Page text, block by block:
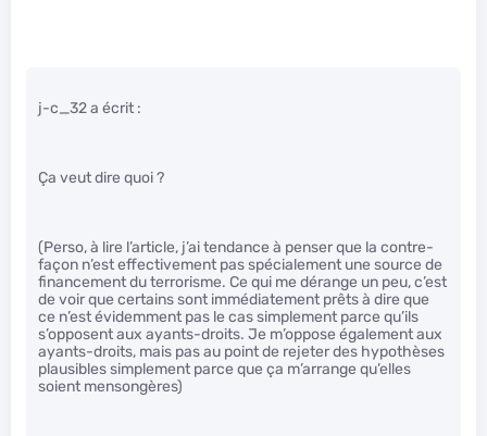
j-c_32 a écrit :
Ça veut dire quoi ?
(Perso, à lire l’article, j’ai tendance à penser que la contre-
façon n’est effectivement pas spécialement une source de
financement du terrorisme. Ce qui me dérange un peu, c’est
de voir que certains sont immédiatement prêts à dire que
ce n’est évidemment pas le cas simplement parce qu’ils
s’opposent aux ayants-droits. Je m’oppose également aux
ayants-droits, mais pas au point de rejeter des hypothèses
plausibles simplement parce que ça m’arrange qu’elles
soient mensongères)